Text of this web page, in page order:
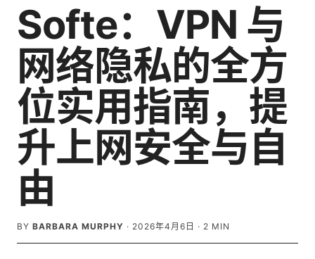
Softe：VPN 与
网络隐私的全方
位实用指南，提
升上网安全与自
由
BY BARBARA MURPHY · 2026年4月6日 · 2 MIN